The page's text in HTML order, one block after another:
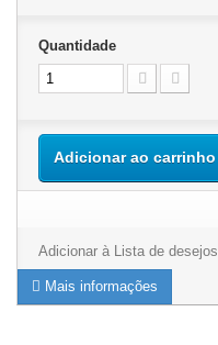
Quantidade
Adicionar ao carrinho
Adicionar à Lista de desejos
Mais informações